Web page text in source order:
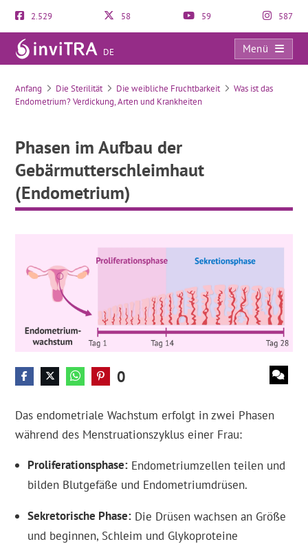
2.529 58 59 587
DE
Menü
Phasen im Aufbau der Gebärmutterschleimhaut (Endometrium)
Anfang Die Sterilität Die weibliche Fruchtbarkeit
Was ist das
Endometrium? Verdickung, Arten und Krankheiten
Phasen im Aufbau der
Gebärmutterschleimhaut
(Endometrium)
0
Das endometriale Wachstum erfolgt in zwei Phasen
während des Menstruationszyklus einer Frau:
Proliferationsphase Endometriumzellen teilen und
bilden Blutgefäße und Endometriumdrüsen.
Sekretorische Phase Die Drüsen wachsen an Größe
und beginnen, Schleim und Glykoproteine